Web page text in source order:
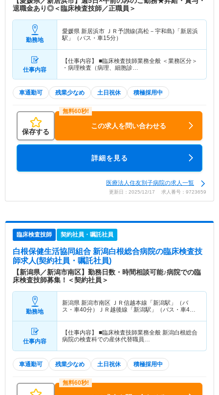
退職金あり◎＜臨床検査技師／正職員＞
勤務地
愛媛県 新居浜市 ＪＲ予讃線(高松－宇和島)「新居浜
駅」（バス・車15分）
仕事内容
【仕事内容】 ■臨床検査技師業務全般 ＜業務区分＞
・病理検査（病理、細胞診…
車通勤可 残業少なめ 土日祝休 積極採用中
保存する
この求人を問い合わせる
詳細を見る
医療法人住友別子病院の求人一覧
更新日：2025/12/17 求人番号：9723659
臨床検査技師 契約社員・嘱託社員
白根保健生活協同組合 新潟白根総合病院の臨床検査技
師求人(契約社員・嘱託社員)
【新潟県／新潟市南区】勤務日数・時間相談可能♪病院での臨
床検査技師募集！＜契約社員＞
勤務地
新潟県 新潟市南区 ＪＲ信越本線「新潟駅」（バ
ス・車40分）ＪＲ越後線「新潟駅」（バス・車40
仕事内容
【仕事内容】 ■臨床検査技師業務全般 新潟白根総合
病院の検査科での産休代替職員…
車通勤可 残業少なめ 土日祝休 積極採用中